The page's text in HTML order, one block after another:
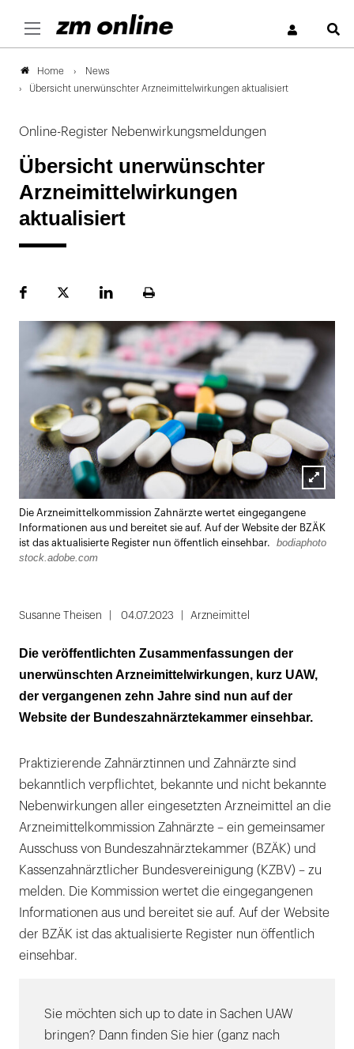
Home
News
Übersicht unerwünschter Arzneimittelwirkungen aktualisiert
Online-Register Nebenwirkungsmeldungen
Übersicht unerwünschter
Arzneimittelwirkungen
aktualisiert
FacebookPlattformLinekdInSeite
Lightbox
öffnen
Die Arzneimittelkommission Zahnärzte wertet eingegangene
Informationen aus und bereitet sie auf. Auf der Website der BZÄK
ist das aktualisierte Register nun öffentlich einsehbar.
bodiaphoto
stock.adobe.com
Susanne Theisen 04.07.2023 Arzneimittel
Die veröffentlichten Zusammenfassungen der
unerwünschten Arzneimittelwirkungen, kurz UAW,
der vergangenen zehn Jahre sind nun auf der
Website der Bundeszahnärztekammer einsehbar.
Praktizierende Zahnärztinnen und Zahnärzte sind
bekanntlich verpflichtet, bekannte und nicht bekannte
Nebenwirkungen aller eingesetzten Arzneimittel an die
Arzneimittelkommission Zahnärzte – ein gemeinsamer
Ausschuss von Bundeszahnärztekammer (BZÄK) und
Kassenzahnärztlicher Bundesvereinigung (KZBV) – zu
melden. Die Kommission wertet die eingegangenen
Informationen aus und bereitet sie auf. Auf der Website
der BZÄK ist das aktualisierte Register nun öffentlich
einsehbar.
Sie möchten sich up to date in Sachen UAW
bringen? Dann finden Sie hier (ganz nach